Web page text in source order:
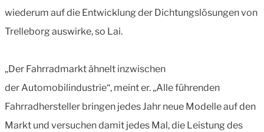
wiederum auf die Entwicklung der Dichtungslösungen von
Trelleborg auswirke, so Lai.
„Der Fahrradmarkt ähnelt inzwischen
der Automobilindustrie“, meint er. „Alle führenden
Fahrradhersteller bringen jedes Jahr neue Modelle auf den
Markt und versuchen damit jedes Mal, die Leistung des